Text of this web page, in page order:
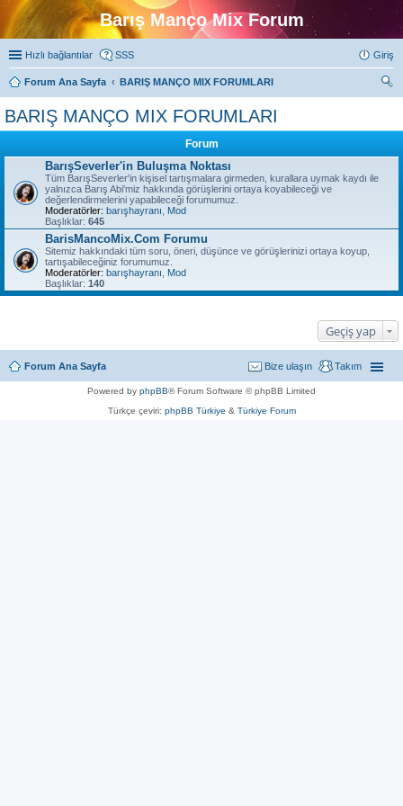
Barış Manço Mix Forum
Hızlı bağlantılar SSS Giriş
Forum Ana Sayfa
BARIŞ MANÇO MIX FORUMLARI
BARIŞ MANÇO MIX FORUMLARI
Forum
BarışSeverler'in Buluşma Noktası
Tüm BarışSeverler'in kişisel tartışmalara girmeden, kurallara uymak kaydı ile
yalnızca Barış Abi'miz hakkında görüşlerini ortaya koyabileceği ve
değerlendirmelerini yapabileceği forumumuz.
Moderatörler: barışhayranı
Mod
Başlıklar: 645
BarisMancoMix.Com Forumu
Sitemiz hakkındaki tüm soru, öneri, düşünce ve görüşlerinizi ortaya koyup,
tartışabileceğiniz forumumuz.
Moderatörler: barışhayranı
Mod
Başlıklar: 140
Geçiş yap
Forum Ana Sayfa Takım
Bize ulaşın
Powered by phpBB® Forum Software © phpBB Limited
Türkçe çeviri: phpBB Türkiye & Türkiye Forum